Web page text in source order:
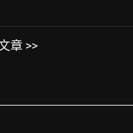
章 >>